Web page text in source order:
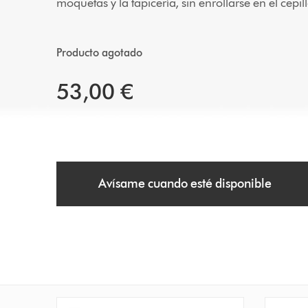
Producto agotado
53,00 €
Avísame cuando esté disponible